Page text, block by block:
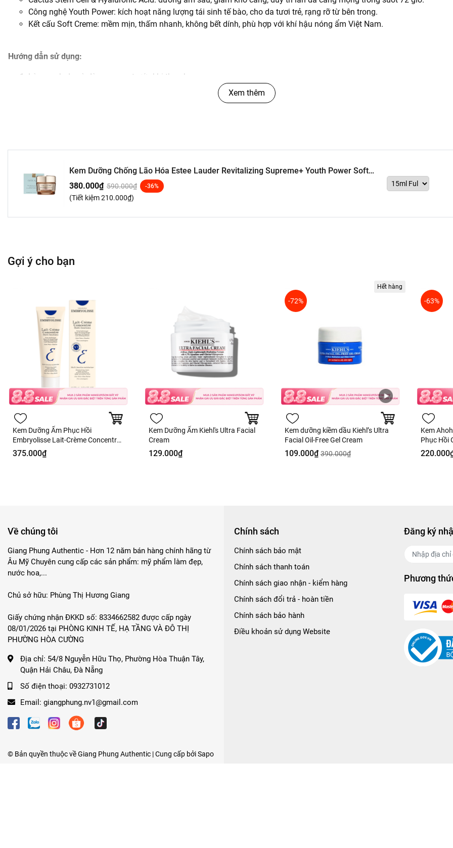
Công nghệ Youth Power: kích hoạt năng lượng tái sinh tế bào, cho da tươi trẻ, rạng rỡ từ bên trong.
Kết cấu Soft Creme: mềm mịn, thấm nhanh, không bết dính, phù hợp với khí hậu nóng ẩm Việt Nam.
Hướng dẫn sử dụng:
Làm sạch da và dùng serum trước khi thoa kem.
Lấy lượng kem bằng hạt đậu, thoa đều lên mặt và cổ.
Massage nhẹ theo chiều nâng cơ để kem thẩm thấu tốt hơn.
Xem thêm
Kem Dưỡng Chống Lão Hóa Estee Lauder Revitalizing Supreme+ Youth Power Soft
Creme
380.000₫ 590.000₫ -36%
(Tiết kiệm210.000₫)
Gợi ý cho bạn
Kem Dưỡng Ẩm Phục Hồi
Embryolisse Lait-Crème Concentré
Fullbox - Hàng Công Ty
375.000₫
Kem Dưỡng Ẩm Kiehl's Ultra Facial
Cream
129.000₫
-72%
Hết hàng
Kem dưỡng kiềm dầu Kiehl’s Ultra
Facial Oil‑Free Gel Cream
109.000₫ 390.000₫
-63%
Kem
Phục Hồi
Nobox -
Về chúng tôi
Giang Phung Authentic - Hơn 12 năm bán hàng chính hãng từ
Âu Mỹ Chuyên cung cấp các sản phẩm: mỹ phẩm làm đẹp,
nước hoa,...
Chủ sở hữu: Phùng Thị Hương Giang
Giấy chứng nhận ĐKKD số: 8334662582 được cấp ngày
08/01/2026 tại PHÒNG KINH TẾ, HẠ TẦNG VÀ ĐÔ THỊ
PHƯỜNG HÒA CƯỜNG
Địa chỉ: 54/8 Nguyễn Hữu Thọ, Phường Hòa Thuận Tây,
Quận Hải Châu, Đà Nẵng
Số điện thoại: 0932731012
Email: giangphung.nv1@gmail.com
Chính sách
Chính sách bảo mật
Chính sách thanh toán
Chính sách giao nhận - kiểm hàng
Chính sách đổi trả - hoàn tiền
Chính sách bảo hành
Điều khoản sử dụng Website
Đăng ký
Phương
© Bản quyền thuộc vềGiang Phung Authentic | Cung cấp bởiSapo